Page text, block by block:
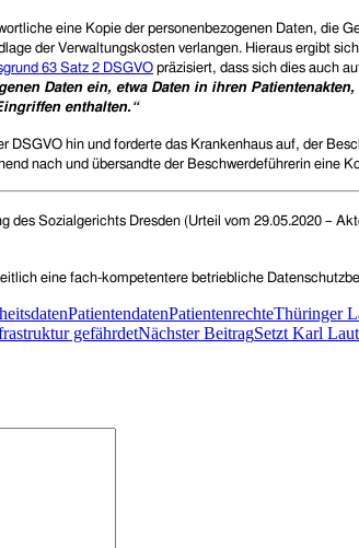
eine Kopie der personenbezogenen Daten, die
der Verwaltungskosten verlangen. Hieraus ergibt
63 Satz 2 DSGVO präzisiert, dass sich dies auch
Daten ein, etwa Daten in ihren
enthalten.“
DSGVO hin und forderte das Krankenhaus auf, der
nach und übersandte der Beschwerdeführerin eine
des Sozialgerichts Dresden (Urteil vom 29.05.2020 – A
eine fach-kompetentere betriebliche
PatientendatenPatientenrechteThüringer
gefährdetNächster BeitragSetzt Karl